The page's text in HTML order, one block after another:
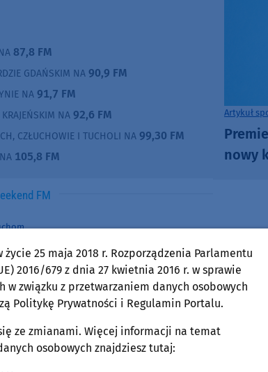
87,8 FM
GDAŃSKIM NA 90,9 FM
NA 91,7 FM
NA 92,6 FM
CZŁUCHOWIE I TUCHOLI NA 99,30 FM
105,8 FM
FM
Olimpia Breza i
z medalami
Mistrzostw Polski
Artykuł
nowy
tym
życie 25 maja 2018 r. Rozporządzenia Parlamentu
2016/679 z dnia 27 kwietnia 2016 r. w sprawie
w związku z przetwarzaniem danych osobowych
Politykę Prywatności i Regulamin Portalu.
ze zmianami. Więcej informacji na temat
osobowych znajdziesz tutaj: